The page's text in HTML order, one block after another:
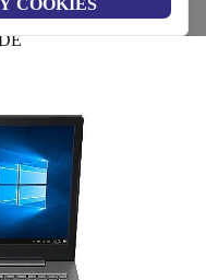
COOKIES